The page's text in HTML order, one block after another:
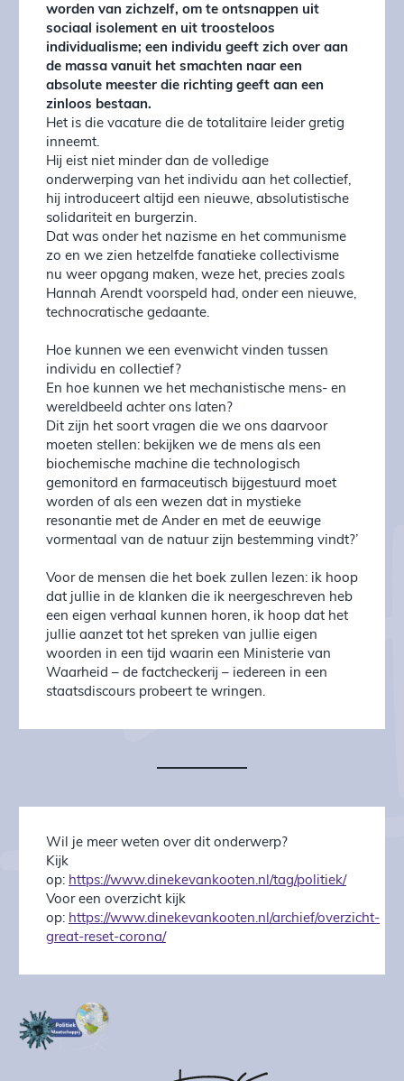
worden van zichzelf, om te ontsnappen uit
sociaal isolement en uit troosteloos
individualisme; een individu geeft zich over aan
de massa vanuit het smachten naar een
absolute meester die richting geeft aan een
zinloos bestaan.
Het is die vacature die de totalitaire leider gretig
inneemt.
Hij eist niet minder dan de volledige
onderwerping van het individu aan het collectief,
hij introduceert altijd een nieuwe, absolutistische
solidariteit en burgerzin.
Dat was onder het nazisme en het communisme
zo en we zien hetzelfde fanatieke collectivisme
nu weer opgang maken, weze het, precies zoals
Hannah Arendt voorspeld had, onder een nieuwe,
technocratische gedaante.
Hoe kunnen we een evenwicht vinden tussen
individu en collectief?
En hoe kunnen we het mechanistische mens- en
wereldbeeld achter ons laten?
Dit zijn het soort vragen die we ons daarvoor
moeten stellen: bekijken we de mens als een
biochemische machine die technologisch
gemonitord en farmaceutisch bijgestuurd moet
worden of als een wezen dat in mystieke
resonantie met de Ander en met de eeuwige
vormentaal van de natuur zijn bestemming vindt?’
Voor de mensen die het boek zullen lezen: ik hoop
dat jullie in de klanken die ik neergeschreven heb
een eigen verhaal kunnen horen, ik hoop dat het
jullie aanzet tot het spreken van jullie eigen
woorden in een tijd waarin een Ministerie van
Waarheid – de factcheckerij – iedereen in een
staatsdiscours probeert te wringen.
Wil je meer weten over dit onderwerp?
Kijk
op: https://www.dinekevankooten.nl/tag/politiek/
Voor een overzicht kijk
op: https://www.dinekevankooten.nl/archief/overzicht-
great-reset-corona/